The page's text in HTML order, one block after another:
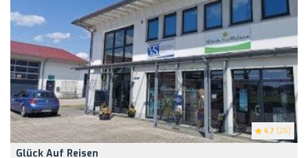
4.7 (26)
Glück Auf Reisen